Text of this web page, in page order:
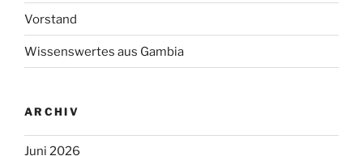
Vorstand
Wissenswertes aus Gambia
ARCHIV
Juni 2026